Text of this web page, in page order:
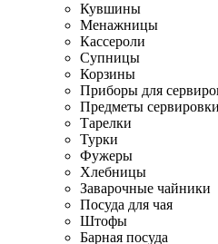
Кувшины
Менажницы
Кассероли
Супницы
Корзины
Приборы для
Предметы
Тарелки
Турки
Фужеры
Хлебницы
Заварочные чайники
Посуда для чая
Штофы
Барная посуда